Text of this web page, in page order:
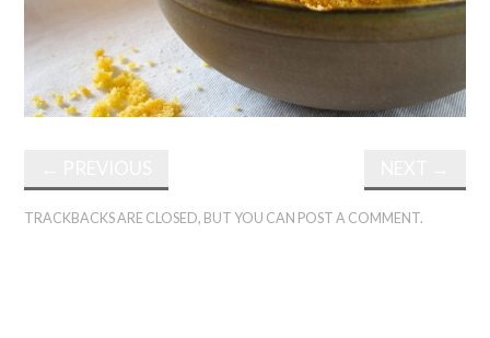
TRACKBACKS ARE CLOSED, BUT YOU CAN POST A COMMENT.